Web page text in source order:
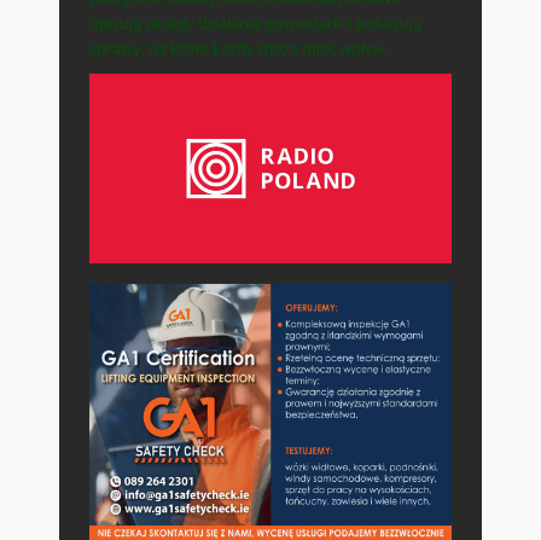
opisują zasady działania gospodarki i pokazują
sprawy, na które każdy może mieć wpływ.